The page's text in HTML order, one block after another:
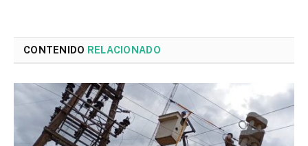
CONTENIDO RELACIONADO